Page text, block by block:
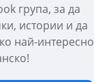
група, за да
истории и да
най-интересно